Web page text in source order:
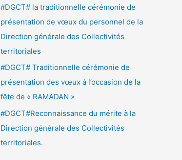
:
#DGCT# la traditionnelle cérémonie de
présentation de vœux du personnel de la
Direction générale des Collectivités
territoriales
#DGCT# Traditionnelle cérémonie de
présentation des vœux à l’occasion de la
fête de « RAMADAN »
#DGCT#Reconnaissance du mérite à la
Direction générale des Collectivités
territoriales.